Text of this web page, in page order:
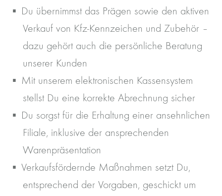
Du übernimmst das Prägen sowie den aktiven
Verkauf von Kfz-Kennzeichen und Zubehör –
dazu gehört auch die persönliche Beratung
unserer Kunden
Mit unserem elektronischen Kassensystem
stellst Du eine korrekte Abrechnung sicher
Du sorgst für die Erhaltung einer ansehnlichen
Filiale, inklusive der ansprechenden
Warenpräsentation
Verkaufsfördernde Maßnahmen setzt Du,
entsprechend der Vorgaben, geschickt um